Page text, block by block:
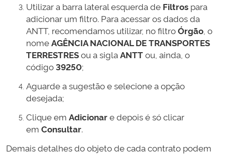
Utilizar a barra lateral esquerda de Filtros para
adicionar um filtro. Para acessar os dados da
ANTT, recomendamos utilizar, no filtroÓrgão , o
nomeAGÊNCIA NACIONAL DE TRANSPORTES
TERRESTRESou a siglaANTTou, ainda, o
código39250;
Aguarde a sugestão e selecione a opção
desejada;
Clique em Adicionare depois é só clicar
em Consultar.
Demais detalhes do objeto de cada contrato podem